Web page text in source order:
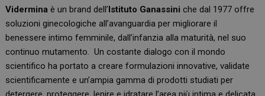
Vidermina è un brand dell’ Istituto Ganassini che dal 1977 offre
soluzioni ginecologiche all’avanguardia per migliorare il
benessere intimo femminile, dall’infanzia alla maturità, nel suo
continuo mutamento. Un costante dialogo con il mondo
scientifico ha portato a creare formulazioni innovative, validate
scientificamente e un’ampia gamma di prodotti studiati per